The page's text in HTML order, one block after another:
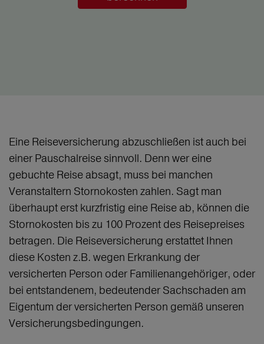
Eine Reiseversicherung abzuschließen ist auch bei
einer Pauschalreise sinnvoll. Denn wer eine
gebuchte Reise absagt, muss bei manchen
Veranstaltern Stornokosten zahlen. Sagt man
überhaupt erst kurzfristig eine Reise ab, können die
Stornokosten bis zu 100 Prozent des Reisepreises
betragen. Die Reiseversicherung erstattet Ihnen
diese Kosten z.B. wegen Erkrankung der
versicherten Person oder Familienangehöriger, oder
bei entstandenem, bedeutender Sachschaden am
Eigentum der versicherten Person gemäß unseren
Versicherungsbedingungen.